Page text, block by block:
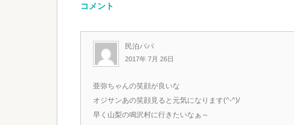
コメント
民泊パパ
2017年 7月 26日
亜弥ちゃんの笑顔が良いな
オジサンあの笑顔見ると元気になります(^-^)/
早く山梨の鳴沢村に行きたいなぁ～